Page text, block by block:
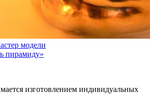
модели
пирамиду»
изготовлением индивидуальных